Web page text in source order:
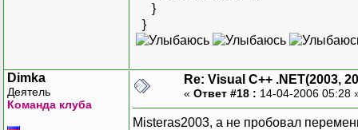
}
}
Dimka
Деятель
Команда клуба
Re: Visual C++ .NET(2003,
« Ответ #18 : 14-04-2006 05:28
Misteras2003, а не пробовал